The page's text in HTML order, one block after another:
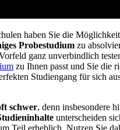
haben Sie die
Probestudium zu
ganz unverbindlich
zu Ihnen passt und Sie die
Studiengang für sich
schwer, denn insbesondere
unterscheiden
Teil erheblich. Nutzen Sie